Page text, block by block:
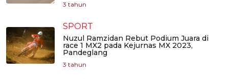
3 tahun
SPORT
Nuzul Ramzidan Rebut Podium Juara di
race 1 MX2 pada Kejurnas MX 2023,
Pandeglang
3 tahun